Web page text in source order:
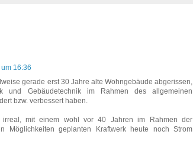
16:36
gerade erst 30 Jahre alte Wohngebäude abgerissen,
und Gebäudetechnik im Rahmen des allgemeinen
bzw. verbessert haben.
irreal, mit einem wohl vor 40 Jahren im Rahmen der
Möglichkeiten geplanten Kraftwerk heute noch Strom